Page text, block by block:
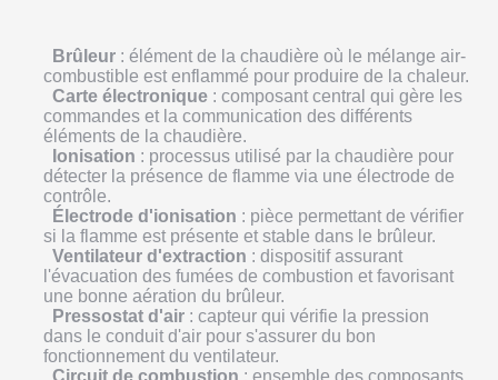
Brûleur : élément de la chaudière où le mélange air-
combustible est enflammé pour produire de la chaleur.
Carte électronique : composant central qui gère les
commandes et la communication des différents
éléments de la chaudière.
Ionisation : processus utilisé par la chaudière pour
détecter la présence de flamme via une électrode de
contrôle.
Électrode d'ionisation : pièce permettant de vérifier
si la flamme est présente et stable dans le brûleur.
Ventilateur d'extraction : dispositif assurant
l'évacuation des fumées de combustion et favorisant
une bonne aération du brûleur.
Pressostat d'air : capteur qui vérifie la pression
dans le conduit d'air pour s'assurer du bon
fonctionnement du ventilateur.
Circuit de combustion : ensemble des composants